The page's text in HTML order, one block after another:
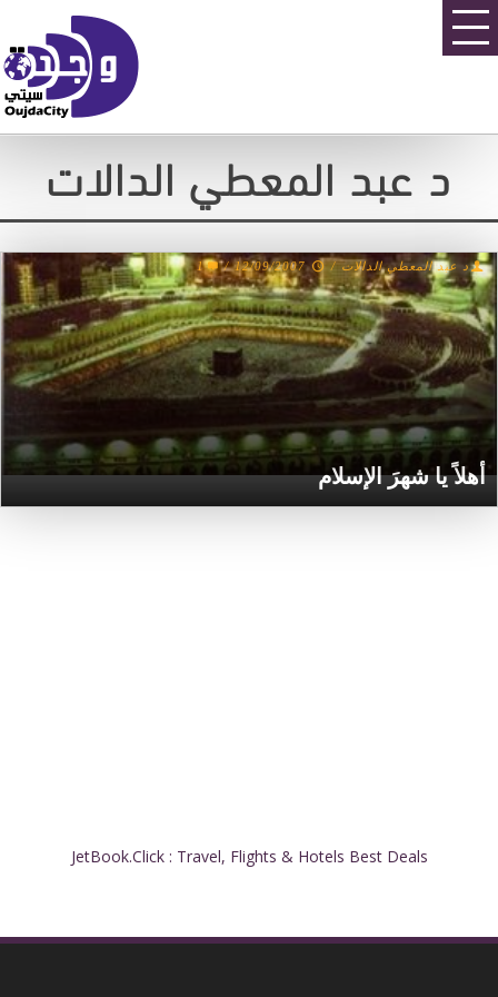
د عبد المعطي الدالات
أهلاً يا شهرَ الإسلام
د عبد المعطي الدالات /
12/09/2007
/
1
JetBook.Click : Travel, Flights & Hotels Best Deals